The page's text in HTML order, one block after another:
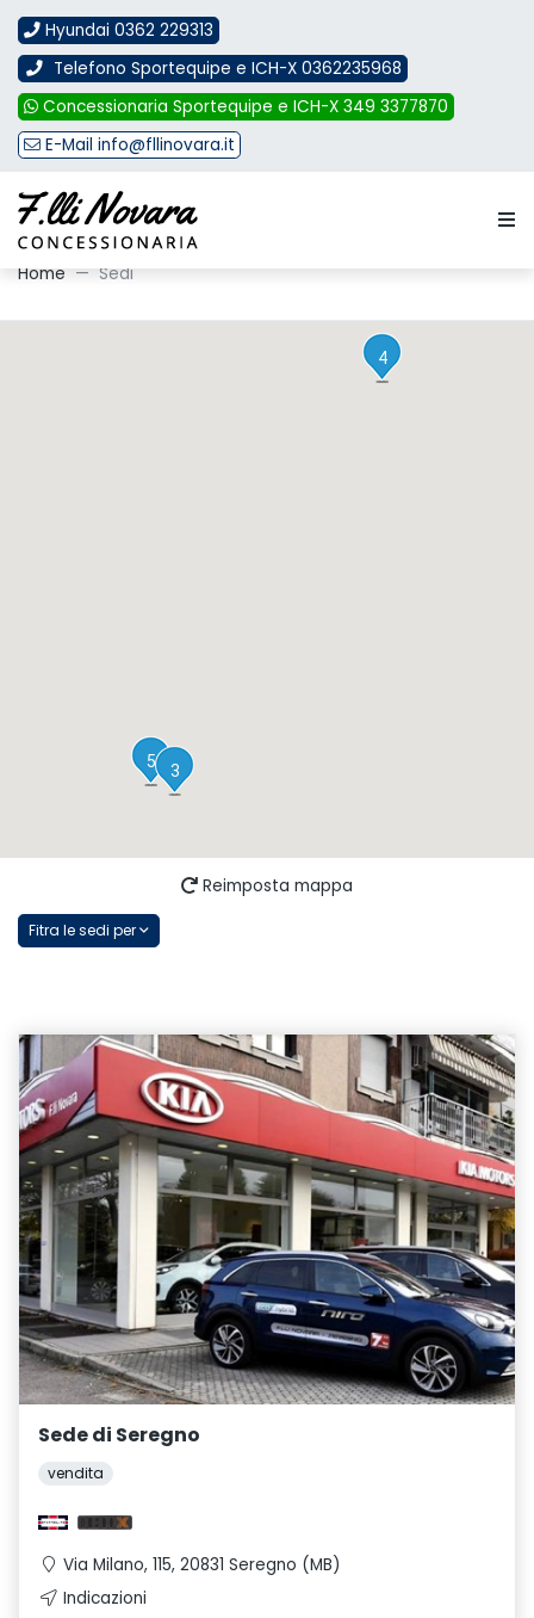
Hyundai 0362 229313
Telefono Sportequipe e ICH-X 0362235968
Concessionaria Sportequipe e ICH-X 349 3377870
E-Mail info@fllinovara.it
Le nostre sedi
Home Sedi
1
2
3
4
5
Reimposta mappa
Fitra le sedi per
Sede di Seregno
vendita
Via Milano, 115, 20831 Seregno (MB)
Indicazioni